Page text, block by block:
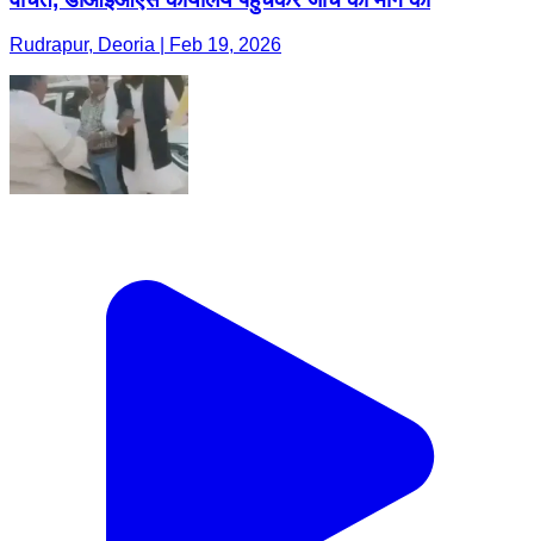
Rudrapur, Deoria | Feb 19, 2026